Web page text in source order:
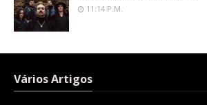
11:14 P.m.
Vários Artigos